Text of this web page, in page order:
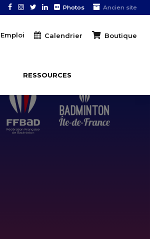
Photos Ancien site
Emploi Calendrier Boutique
RESSOURCES